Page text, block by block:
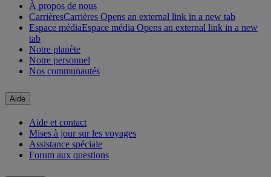
À propos de nous
CarrièresCarrières Opens an external link in a new tab
Espace médiaEspace média Opens an external link in a new
tab
Notre planète
Notre personnel
Nos communautés
Aide
Aide et contact
Mises à jour sur les voyages
Assistance spéciale
Forum aux questions